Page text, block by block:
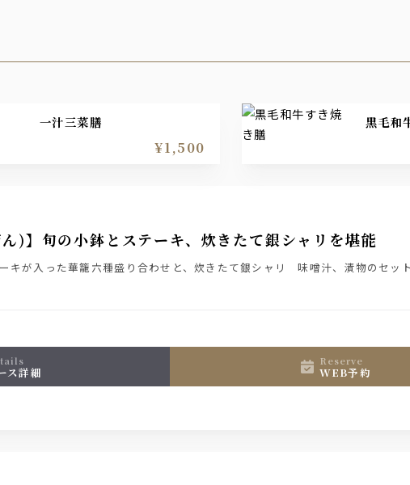
一汁三菜膳
¥1,500
黒毛
)】旬の小鉢とステーキ、炊きたて銀シャリを堪能
キが入った華籠六種盛り合わせと、炊きたて銀シャリ 味噌汁、漬物のセット
ース詳細
reserve
WEB予約